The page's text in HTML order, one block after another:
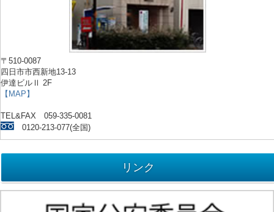
〒510-0087
四日市市西新地13-13
伊達ビルⅡ 2F
【MAP】
TEL&FAX 059-335-0081
0120-213-077(全国)
リンク